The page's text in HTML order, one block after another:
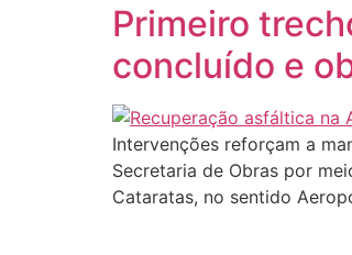
Primeiro
concluído e
Intervenções reforçam a
Secretaria de Obras por
Cataratas, no sentido